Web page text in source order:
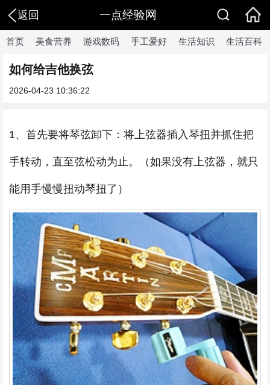
返回 一点经验网
首页 美食营养 游戏数码 手工爱好 生活知识 生活百科
如何给吉他换弦
2026-04-23 10:36:22
1、首先要将琴弦卸下：将上弦器插入琴扭并抓住把
手转动，直至弦松动为止。（如果没有上弦器，就只
能用手慢慢扭动琴扭了）